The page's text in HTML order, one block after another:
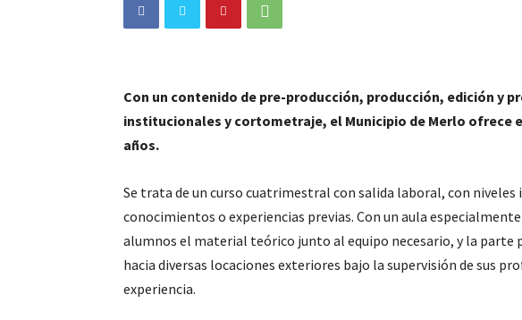
Con un contenido de pre-producción, producción, edición y
institucionales y cortometraje, el Municipio de Merlo ofrece
años.
Se trata de un curso cuatrimestral con salida laboral, con niveles
conocimientos o experiencias previas. Con un aula
alumnos el material teórico junto al equipo necesario, y la parte
hacia diversas locaciones exteriores bajo la supervisión de sus
experiencia.